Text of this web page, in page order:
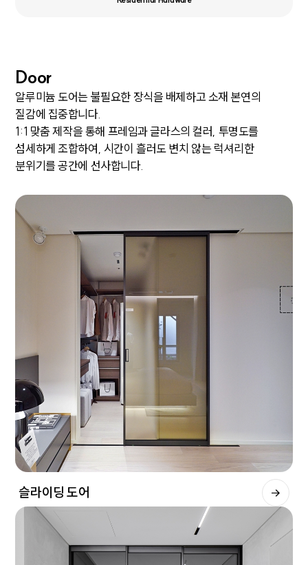
Door
알루미늄 도어는 불필요한 장식을 배제하고 소재 본연의
질감에 집중합니다.
1:1 맞춤 제작을 통해 프레임과 글라스의 컬러, 투명도를
섬세하게 조합하여, 시간이 흘러도 변치 않는 럭셔리한
분위기를 공간에 선사합니다.
슬라이딩 도어